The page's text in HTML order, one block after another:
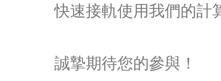
快速接軌使用我們的計
誠摯期待您的參與！